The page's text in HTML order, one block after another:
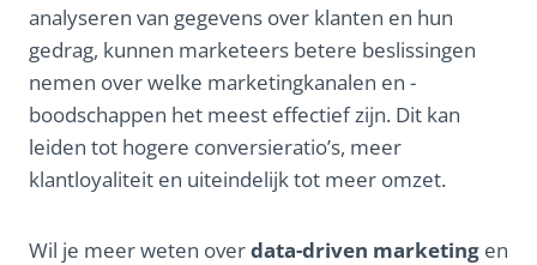
analyseren van gegevens over klanten en hun
gedrag, kunnen marketeers betere beslissingen
nemen over welke marketingkanalen en -
boodschappen het meest effectief zijn. Dit kan
leiden tot hogere conversieratio’s, meer
klantloyaliteit en uiteindelijk tot meer omzet.
Wil je meer weten overdata-driven marketing en